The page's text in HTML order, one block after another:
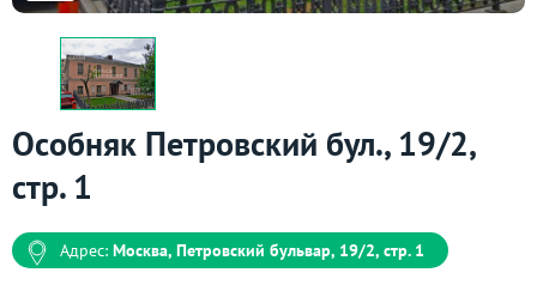
Особняк Петровский бул., 19/2,
стр. 1
Адрес: Москва, Петровский бульвар, 19/2, стр. 1